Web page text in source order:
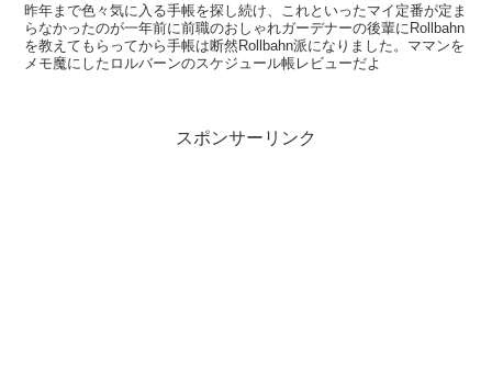
昨年まで色々気に入る手帳を探し続け、これといったマイ定番が定ま
らなかったのが一年前に前職のおしゃれガーデナーの後輩にRollbahn
を教えてもらってから手帳は断然Rollbahn派になりました。ママンを
メモ魔にしたロルバーンのスケジュール帳レビューだよ
スポンサーリンク